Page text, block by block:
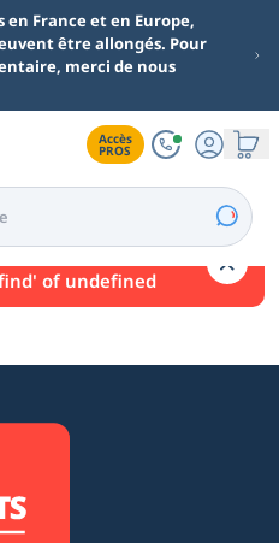
France et en Europe,
être allongés. Pour
merci de nous
Accès
PROS
of undefined